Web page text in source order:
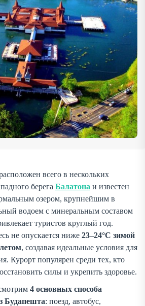
всего в нескольких
берега Балатона и известен
озером, крупнейшим в
водоем с минеральным составом
туристов круглый год.
не опускается ниже 23–24°C зимой
, создавая идеальные условия для
Курорт популярен среди тех, кто
силы и укрепить здоровье.
4 основных способа
Будапешта: поезд, автобус,